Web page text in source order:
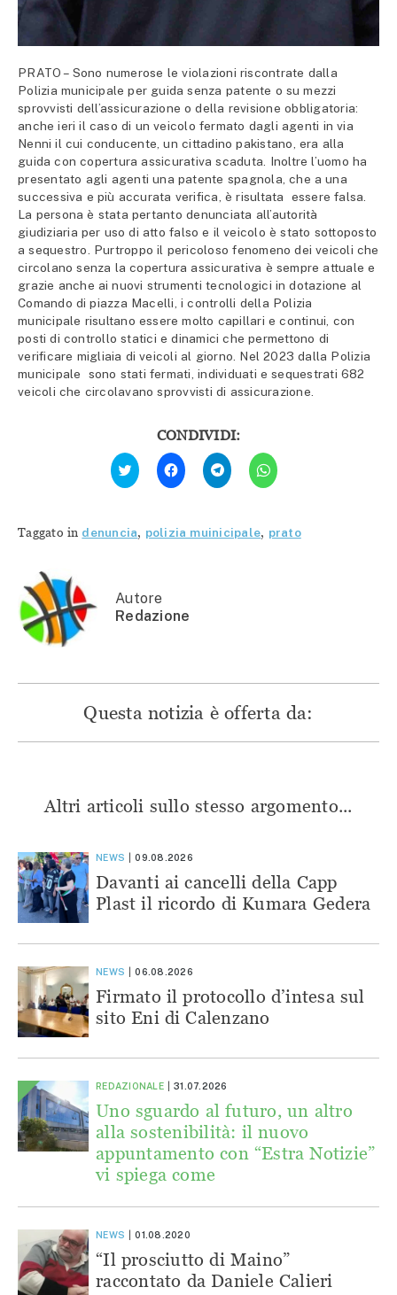
PRATO – Sono numerose le violazioni riscontrate dalla
Polizia municipale per guida senza patente o su mezzi
sprovvisti dell’assicurazione o della revisione obbligatoria:
anche ieri il caso di un veicolo fermato dagli agenti in via
Nenni il cui conducente, un cittadino pakistano, era alla
guida con copertura assicurativa scaduta. Inoltre l’uomo ha
presentato agli agenti una patente spagnola, che a una
successiva e più accurata verifica, è risultata essere falsa.
La persona è stata pertanto denunciata all’autorità
giudiziaria per uso di atto falso e il veicolo è stato sottoposto
a sequestro. Purtroppo il pericoloso fenomeno dei veicoli che
circolano senza la copertura assicurativa è sempre attuale e
grazie anche ai nuovi strumenti tecnologici in dotazione al
Comando di piazza Macelli, i controlli della Polizia
municipale risultano essere molto capillari e continui, con
posti di controllo statici e dinamici che permettono di
verificare migliaia di veicoli al giorno. Nel 2023 dalla Polizia
municipale sono stati fermati, individuati e sequestrati 682
veicoli che circolavano sprovvisti di assicurazione.
CONDIVIDI:
Fai
clic
qui
Twitter
(Si
finestra)
Fai
clic
per
condividere
(Si
apre
Fai
clic
per
condividere
(Si
apre
Fai
clic
per
(Si
apre
Taggato in denuncia, polizia muinicipale, prato
Autore
Redazione
Questa notizia è offerta da:
Altri articoli sullo stesso argomento...
NEWS 09.08.2026
Davanti ai cancelli della Capp
Plast il ricordo di Kumara Gedera
NEWS 06.08.2026
Firmato il protocollo d’intesa sul
sito Eni di Calenzano
REDAZIONALE 31.07.2026
Uno sguardo al futuro, un altro
alla sostenibilità: il nuovo
appuntamento con “Estra Notizie”
vi spiega come
NEWS 01.08.2020
“Il prosciutto di Maino”
raccontato da Daniele Calieri